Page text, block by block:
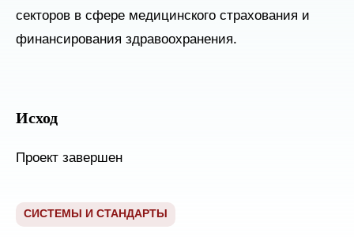
секторов в сфере медицинского страхования и
финансирования здравоохранения.
Исход
Проект завершен
СИСТЕМЫ И СТАНДАРТЫ